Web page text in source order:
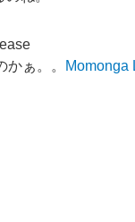
ぁ。。
Momonga